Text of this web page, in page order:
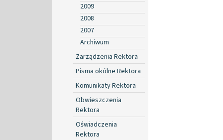
2009
2008
2007
Archiwum
Zarządzenia Rektora
Pisma okólne Rektora
Komunikaty Rektora
Obwieszczenia
Rektora
Oświadczenia
Rektora